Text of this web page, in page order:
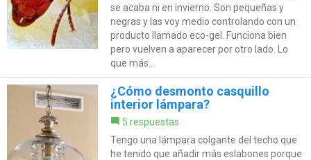
se acaba ni en invierno. Son pequeñas y
negras y las voy medio controlando con un
producto llamado eco-gel. Funciona bien
pero vuelven a aparecer por otro lado. Lo
que más...
¿Cómo desmonto casquillo
interior lámpara?
5 respuestas
Tengo una lámpara colgante del techo que
he tenido que añadir más eslabones porque